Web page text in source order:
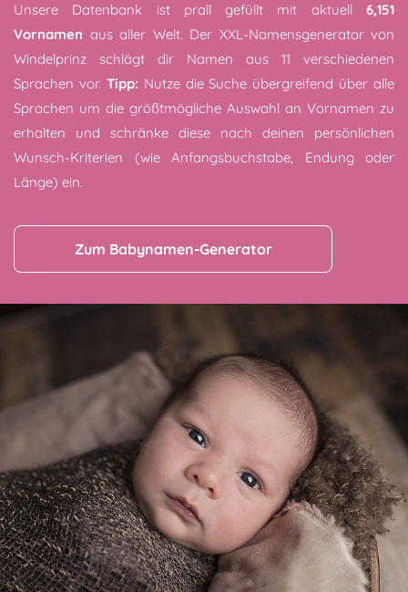
Unsere Datenbank ist prall gefüllt mit aktuell 6,151
Vornamen aus aller Welt. Der XXL-Namensgenerator von
Windelprinz schlägt dir Namen aus 11 verschiedenen
Sprachen vor. Tipp: Nutze die Suche übergreifend über alle
Sprachen um die größtmögliche Auswahl an Vornamen zu
erhalten und schränke diese nach deinen persönlichen
Wunsch-Kriterien (wie Anfangsbuchstabe, Endung oder
Länge) ein.
Zum Babynamen-Generator